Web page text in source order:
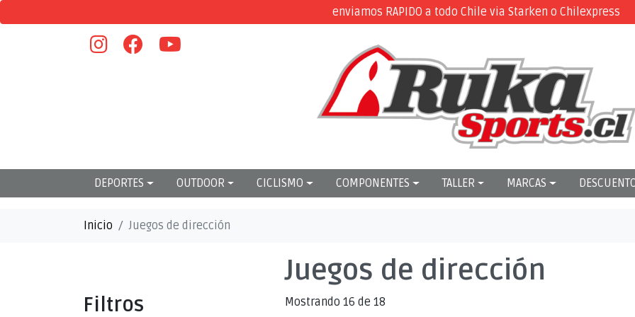
enviamos RAPIDO a todo Chile via Starken o Chilexpress
DEPORTES OUTDOOR CICLISMO COMPONENTES TALLER MARCAS
Inicio Juegos de dirección
Juegos de dirección
Filtros Mostrando 16 de 18